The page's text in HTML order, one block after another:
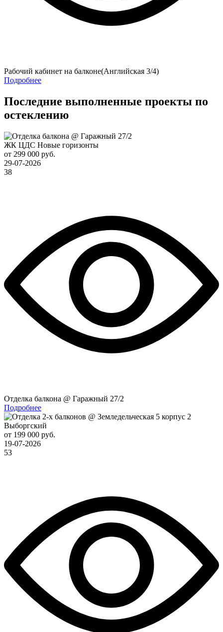
Рабочий кабинет на балконе(Английская 3/4)
Подробнее
Последние выполненные проекты по
остеклению
ЖК ЦДС Новые горизонты
от 299 000 руб.
29-07-2026
38
Отделка балкона @ Гаражный 27/2
Подробнее
Выборгский
от 199 000 руб.
19-07-2026
53